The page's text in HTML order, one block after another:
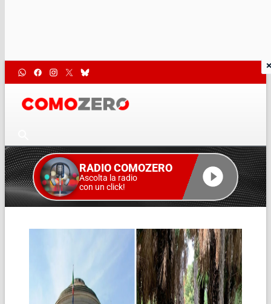
RADIO COMOZERO
Ascolta la radio
con un click!